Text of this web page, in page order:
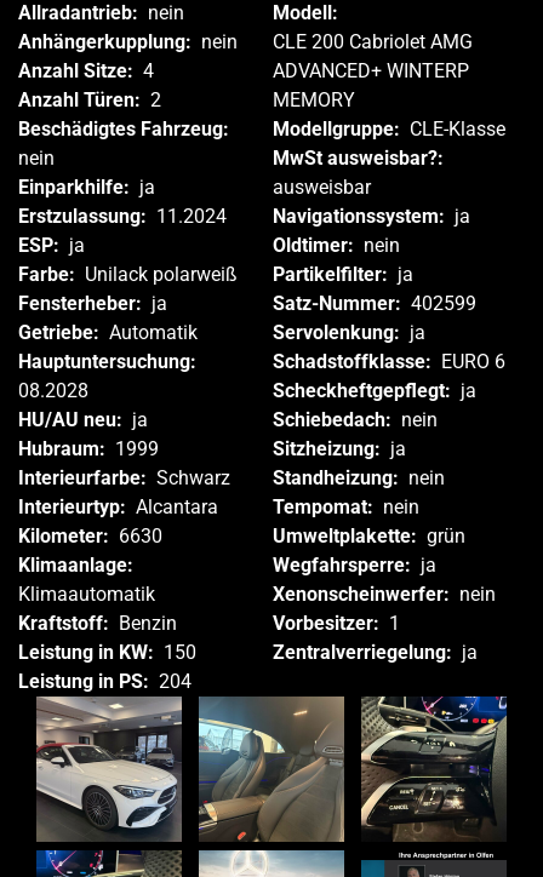
Allradantrieb: nein
Anhängerkupplung: nein
Anzahl Sitze: 4
Anzahl Türen: 2
Beschädigtes Fahrzeug:
nein
Einparkhilfe: ja
Erstzulassung: 11.2024
ESP: ja
Farbe: Unilack polarweiß
Fensterheber: ja
Getriebe: Automatik
Hauptuntersuchung:
08.2028
HU/AU neu: ja
Hubraum: 1999
Interieurfarbe: Schwarz
Interieurtyp: Alcantara
Kilometer: 6630
Klimaanlage:
Klimaautomatik
Kraftstoff: Benzin
Leistung in KW: 150
Leistung in PS: 204
Modell:
CLE 200 Cabriolet AMG
ADVANCED+ WINTERP
MEMORY
Modellgruppe: CLE-Klasse
MwSt ausweisbar?:
ausweisbar
Navigationssystem: ja
Oldtimer: nein
Partikelfilter: ja
Satz-Nummer: 402599
Servolenkung: ja
Schadstoffklasse: EURO 6
Scheckheftgepflegt: ja
Schiebedach: nein
Sitzheizung: ja
Standheizung: nein
Tempomat: nein
Umweltplakette: grün
Wegfahrsperre: ja
Xenonscheinwerfer: nein
Vorbesitzer: 1
Zentralverriegelung: ja